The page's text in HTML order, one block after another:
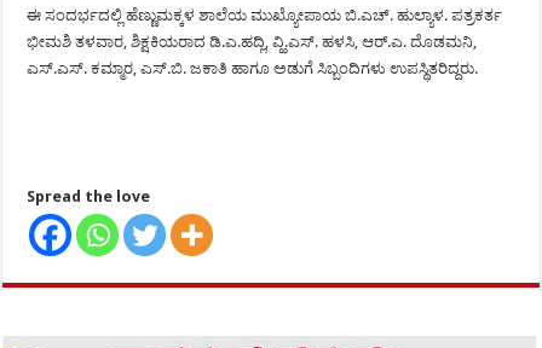
ಈ ಸಂದರ್ಭದಲ್ಲಿ ಹೆಣ್ಣುಮಕ್ಕಳ ಶಾಲೆಯ ಮುಖ್ಯೋಪಾಯ ಬಿ.ಎಚ್. ಹುಲ್ಯಾಳ. ಪತ್ರಕರ್ತ
ಭೀಮಶಿ ತಳವಾರ, ಶಿಕ್ಷಕಿಯರಾದ ಡಿ.ಎ.ಹದ್ಲಿ, ವ್ಹಿ.ಎಸ್. ಹಳಸಿ, ಆರ್.ಎ. ದೊಡಮನಿ,
ಎಸ್.ಎಸ್. ಕಮ್ಮಾರ, ಎಸ್.ಬಿ. ಜಕಾತಿ ಹಾಗೂ ಅಡುಗೆ ಸಿಬ್ಬಂದಿಗಳು ಉಪಸ್ಥಿತರಿದ್ದರು.
Spread the love